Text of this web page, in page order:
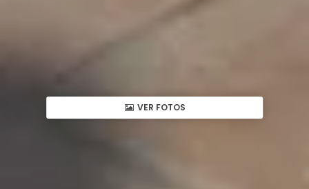
VER FOTOS